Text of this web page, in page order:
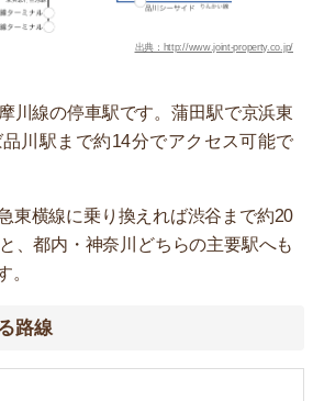
出典：http://www.joint-property.co.jp/
川線の停車駅です。蒲田駅で京浜東
川駅まで約14分でアクセス可能で
東横線に乗り換えれば渋谷まで約20
、都内・神奈川どちらの主要駅へも
。
路線